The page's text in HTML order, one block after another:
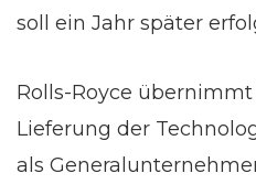
soll ein Jahr später
Rolls-Royce
Lieferung der
als